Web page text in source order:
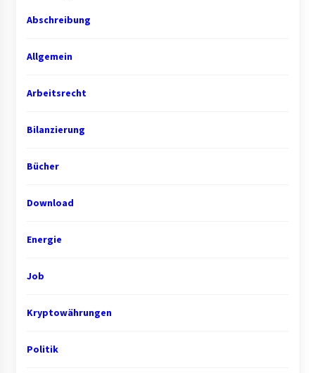
Abschreibung
Allgemein
Arbeitsrecht
Bilanzierung
Bücher
Download
Energie
Job
Kryptowährungen
Politik